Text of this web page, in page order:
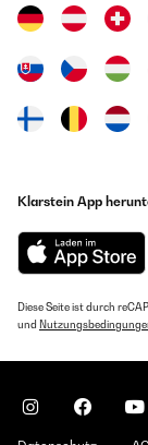
Klarstein App
Diese Seite ist durch
und